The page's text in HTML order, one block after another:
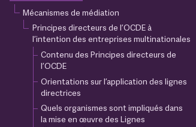
Mécanismes de médiation
Principes directeurs de l’OCDE à
l’intention des entreprises multinationales
Contenu des Principes directeurs de
l’OCDE
Orientations sur l’application des lignes
directrices
Quels organismes sont impliqués dans
la mise en œuvre des Lignes